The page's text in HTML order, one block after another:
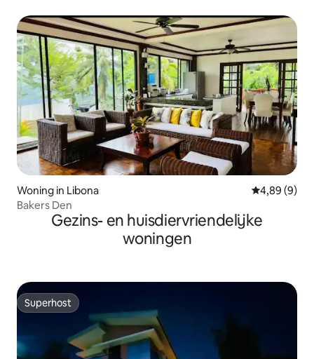
Woning in Libona Gemiddelde
4,89 (9)
Bakers Den
Gezins- en huisdiervriendelijke
woningen
Superhost
Superhost